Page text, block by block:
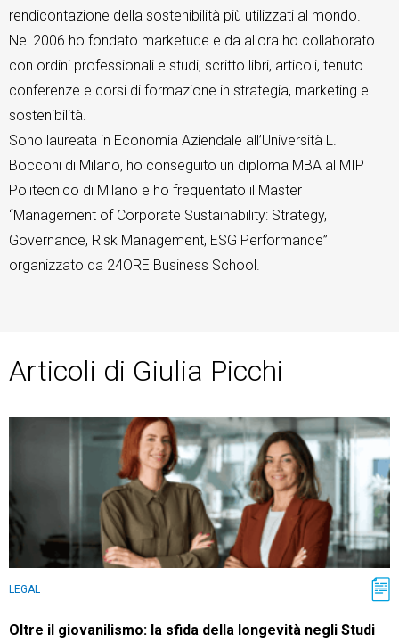
rendicontazione della sostenibilità più utilizzati al mondo.
Nel 2006 ho fondato marketude e da allora ho collaborato
con ordini professionali e studi, scritto libri, articoli, tenuto
conferenze e corsi di formazione in strategia, marketing e
sostenibilità.
Sono laureata in Economia Aziendale all’Università L.
Bocconi di Milano, ho conseguito un diploma MBA al MIP
Politecnico di Milano e ho frequentato il Master
“Management of Corporate Sustainability: Strategy,
Governance, Risk Management, ESG Performance”
organizzato da 24ORE Business School.
Articoli di Giulia Picchi
LEGAL
Oltre il giovanilismo: la sfida della longevità negli Studi